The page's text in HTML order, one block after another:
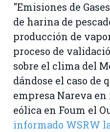
"Emisiones de
de harina de
producción de
proceso de
sobre el clima del
dándose el caso de
empresa Nareva
eólica en Foum el
informado WSRW